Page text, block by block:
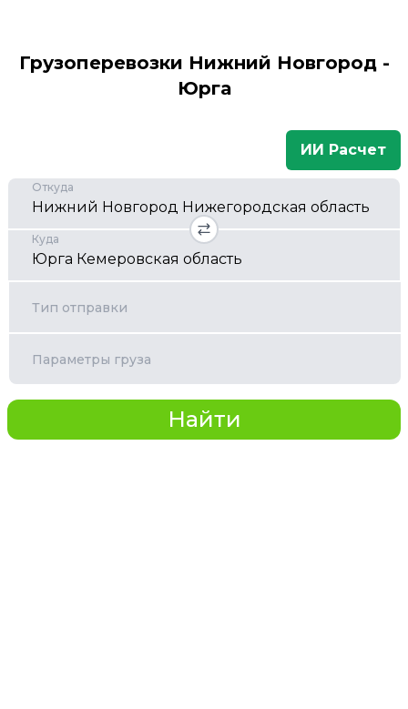
Грузоперевозки Нижний Новгород -
Юрга
ИИ Расчет
Откуда
Куда
Тип отправки
Параметры груза
Найти